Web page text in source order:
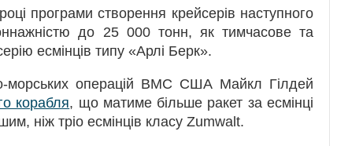
програми створення крейсерів наступного
до 25 000 тонн, як тимчасове та
есмінців типу «Арлі Берк».
морських операцій ВМС США Майкл Гілдей
корабля, що матиме більше ракет за есмінці
ніж тріо есмінців класу Zumwalt.